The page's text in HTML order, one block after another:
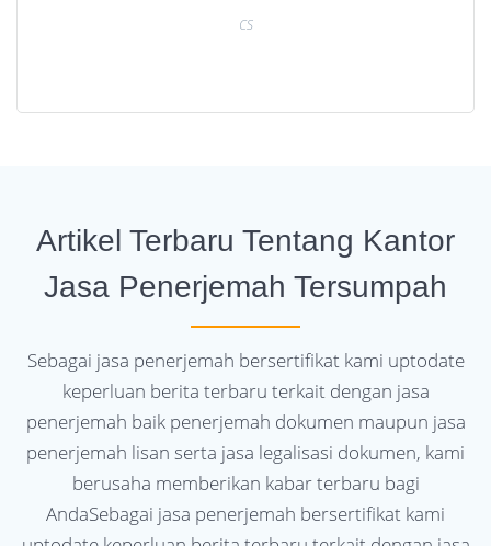
CS
Artikel Terbaru Tentang Kantor
Jasa Penerjemah Tersumpah
Sebagai jasa penerjemah bersertifikat kami uptodate
keperluan berita terbaru terkait dengan jasa
penerjemah baik penerjemah dokumen maupun jasa
penerjemah lisan serta jasa legalisasi dokumen, kami
berusaha memberikan kabar terbaru bagi
AndaSebagai jasa penerjemah bersertifikat kami